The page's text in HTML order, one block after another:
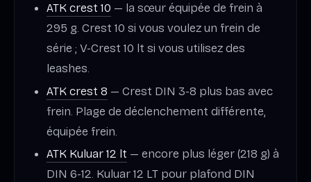
ATK crest 10 — la sœur équipée de frein à
295 g. Crest 10 si vous voulez un frein de
série ; V-Crest 10 lt si vous utilisez des
leashes.
ATK crest 8 — Crest DIN 3-8 plus bas avec
frein. Plage de déclenchement différente,
équipée frein.
ATK Kuluar 12 lt — encore plus léger (218 g) à
DIN 6-12. Kuluar 12 LT pour plafond DIN